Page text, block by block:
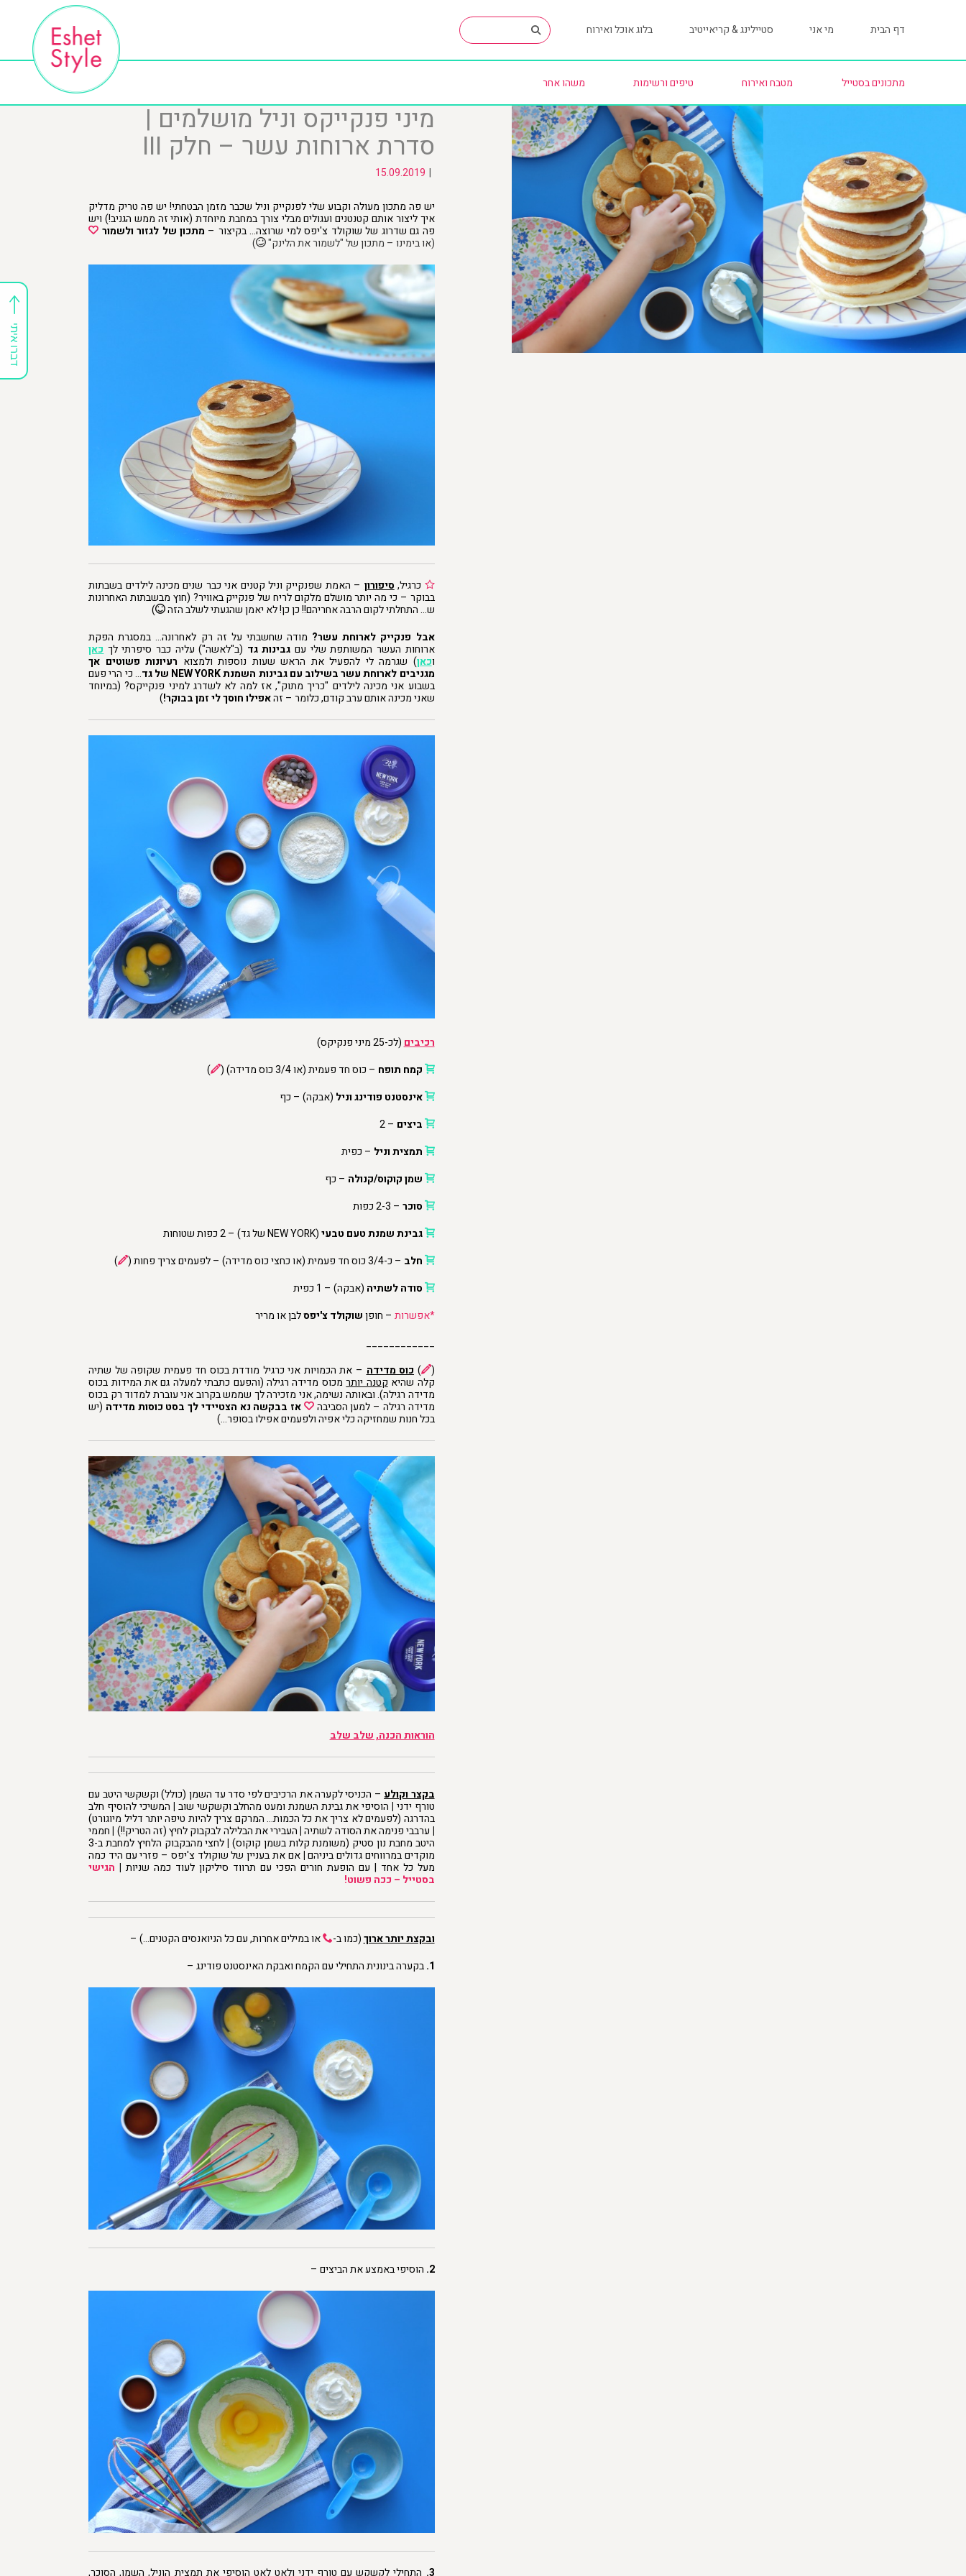
דף הבית מי אני סטיילינג & קריאייטיב בלוג אוכל ואירוח
מתכונים בסטייל מטבח ואירוח טיפים ורשימות משהו אחר
מיני פנקייקס וניל מושלמים |
סדרת ארוחות עשר – חלק III
|
15.09.2019
יש פה מתכון מעולה וקבוע שלי לפנקייק וניל שכבר מזמן הבטחתי! יש פה טריק מדליק
איך ליצור אותם קטנטנים ועגולים מבלי צורך במחבת מיוחדת (אותי זה ממש הגניב!) ויש
פה גם שדרוג של שוקולד צ'יפס למי שרוצה… בקיצור – מתכון של לגזור ולשמור
(או בימינו – מתכון של "לשמור את הלינק"
)
כרגיל, סיפורון – האמת שפנקייק וניל קטנים אני כבר שנים מכינה לילדים בשבתות
בבוקר – כי מה יותר מושלם מלקום לריח של פנקייק באוויר? (חוץ מבשבתות האחרונות
ש… התחלתי לקום הרבה אחריהם!! כן כן! לא יאמן שהגעתי לשלב הזה
)
אבל פנקייק לארוחת עשר? מודה שחשבתי על זה רק לאחרונה… במסגרת הפקת
ארוחות העשר המשותפת שלי עם גבינות גד (ב"לאשה") עליה כבר סיפרתי לך כאן
וכאן) שגרמה לי להפעיל את הראש שעות נוספות ולמצוא רעיונות פשוטים אך
מגניבים לארוחת עשר בשילוב עם גבינות השמנת NEW YORK של גד
… כי הרי פעם
בשבוע אני מכינה לילדים "כריך מתוק", אז למה לא לשדרג למיני פנקייקס? (במיוחד
שאני מכינה אותם ערב קודם, כלומר – זהאפילו חוסך לי זמן בבוקר!)
רכיבים (לכ-25 מיני פנקיקס)
קמח תופח – כוס חד פעמית (או 3/4 כוס מדידה) (
)
אינסטנט פודינג וניל (אבקה) – כף
ביצים – 2
תמצית וניל – כפית
שמן קוקוס/קנולה – כף
סוכר – 2-3 כפות
גבינת שמנת טעם טבעי(NEW YORK של גד) – 2 כפות שטוחות
חלב – כ-3/4 כוס חד פעמית (או כחצי כוס מדידה) – לפעמים צריך פחות (
)
סודה לשתיה (אבקה) – 1 כפית
*אפשרות – חופןשוקולד צ'יפסלבן או מריר
____________
(
) כוס מדידה – את הכמויות אני כרגיל מודדת בכוס חד פעמית שקופה של שתיה
קלה שהיא קטנה יותרמכוס מדידה רגילה (והפעם כתבתי למעלה גם את המידות בכוס
מדידה רגילה). ובאותה נשימה, אני מזכירה לך שממש בקרוב אני עוברת למדוד רק בכוס
מדידה רגילה – למען הסביבה
אז בבקשה נא הצטיידי לך בסט כוסות מדידה (יש
בכל חנות שמחזיקה כלי אפיה ולפעמים אפילו בסופר…)
הוראות הכנה, שלב שלב
בקצר וקולע– הכניסי לקערה את הרכיבים לפי סדר עד השמן (כולל) וקשקשי היטב עם
טורף ידני | הוסיפי את גבינת השמנת ומעט מהחלב וקשקשי שוב | המשיכי להוסיף חלב
בהדרגה (לפעמים לא צריך את כל הכמות… המרקם צריך להיות טיפה יותר דליל מיוגורט)
| ערבבי פנימה את הסודה לשתיה|העבירי את הבלילה לבקבוק לחיץ (זה הטריק!!) |חממי
היטב מחבת נון סטיק (משומנת קלות בשמן קוקוס) |
לחצי מהבקבוק הלחיץ למחבת ב-3
מוקדים במרווחים גדולים ביניהם|אם את בעניין של שוקולד צ'יפס – פזרי עם היד כמה
מעל כל אחד | עם הופעת חורים הפכי עם תרווד סיליקון לעוד כמה שניות | הגישי
בסטייל – ככה פשוט!
ובקצת יותר ארוך(כמו ב-
או במילים אחרות, עם כל הניואנסים הקטנים…) –
1. בקערה בינונית התחילי עם הקמח ואבקת האינסטנט פודינג –
2. הוסיפי באמצע את הביצים –
3. התחילי לקשקש עם טורף ידני ולאט לאט הוסיפי את תמצית הוניל, השמן, הסוכר,
דברו איתי